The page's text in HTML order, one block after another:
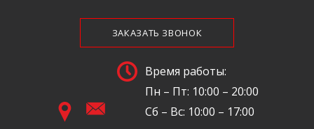
ЗАКАЗАТЬ ЗВОНОК
Время работы:
Пн – Пт: 10:00 – 20:00
Сб – Вс: 10:00 – 17:00